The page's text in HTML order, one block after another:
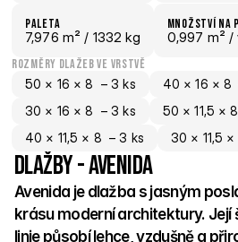
paletA
7,976 m² / 1332 kg
Množství na
0,997 m² /
rozměry dlažeb ve vrstvě
50 × 16 × 8  – 3 ks
40 × 16 × 8
30 × 16 × 8  – 3 ks
50 × 11,5 ×
40 × 11,5 × 8  – 3 ks
30 × 11,5
Dlažby - Avenida
Avenida je dlažba s jasným
krásu moderní architektury.
linie působí lehce, vzdušně a